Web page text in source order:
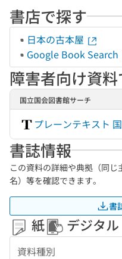
書店で探す
日本の古本屋
Google Book Search
障害者向け資
国立国会図書館サーチ
プレーンテキスト
書誌情報
この資料の詳細や典拠（同
名）等を確認できます。
書
紙 デジタル
資料種別